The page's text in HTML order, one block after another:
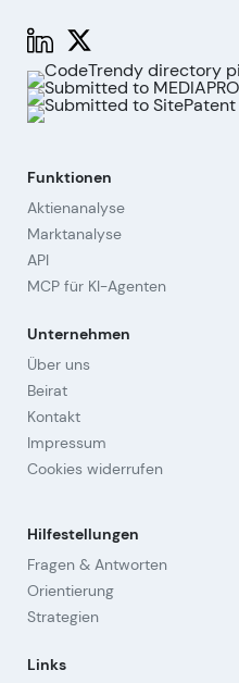
Funktionen
Aktienanalyse
Marktanalyse
API
MCP für KI-Agenten
Unternehmen
Über uns
Beirat
Kontakt
Impressum
Cookies widerrufen
Hilfestellungen
Fragen & Antworten
Orientierung
Strategien
Links